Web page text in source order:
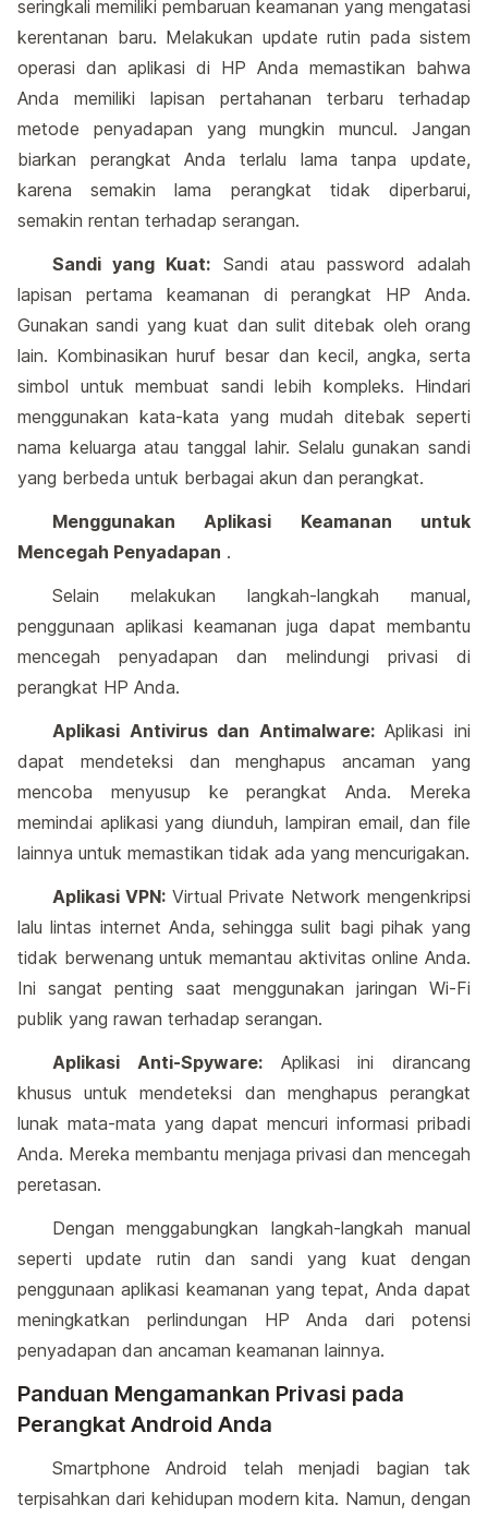
seringkali memiliki pembaruan keamanan yang mengatasi
kerentanan baru. Melakukan update rutin pada sistem
operasi dan aplikasi di HP Anda memastikan bahwa
Anda memiliki lapisan pertahanan terbaru terhadap
metode penyadapan yang mungkin muncul. Jangan
biarkan perangkat Anda terlalu lama tanpa update,
karena semakin lama perangkat tidak diperbarui,
semakin rentan terhadap serangan.
Sandi yang Kuat: Sandi atau password adalah
lapisan pertama keamanan di perangkat HP Anda.
Gunakan sandi yang kuat dan sulit ditebak oleh orang
lain. Kombinasikan huruf besar dan kecil, angka, serta
simbol untuk membuat sandi lebih kompleks. Hindari
menggunakan kata-kata yang mudah ditebak seperti
nama keluarga atau tanggal lahir. Selalu gunakan sandi
yang berbeda untuk berbagai akun dan perangkat.
Menggunakan Aplikasi Keamanan untuk
Mencegah Penyadapan .
Selain melakukan langkah-langkah manual,
penggunaan aplikasi keamanan juga dapat membantu
mencegah penyadapan dan melindungi privasi di
perangkat HP Anda.
Aplikasi Antivirus dan Antimalware:Aplikasi ini
dapat mendeteksi dan menghapus ancaman yang
mencoba menyusup ke perangkat Anda. Mereka
memindai aplikasi yang diunduh, lampiran email, dan file
lainnya untuk memastikan tidak ada yang mencurigakan.
Aplikasi VPN:Virtual Private Network mengenkripsi
lalu lintas internet Anda, sehingga sulit bagi pihak yang
tidak berwenang untuk memantau aktivitas online Anda.
Ini sangat penting saat menggunakan jaringan Wi-Fi
publik yang rawan terhadap serangan.
Aplikasi Anti-Spyware:Aplikasi ini dirancang
khusus untuk mendeteksi dan menghapus perangkat
lunak mata-mata yang dapat mencuri informasi pribadi
Anda. Mereka membantu menjaga privasi dan mencegah
peretasan.
Dengan menggabungkan langkah-langkah manual
seperti update rutin dan sandi yang kuat dengan
penggunaan aplikasi keamanan yang tepat, Anda dapat
meningkatkan perlindungan HP Anda dari potensi
penyadapan dan ancaman keamanan lainnya.
Panduan Mengamankan Privasi pada
Perangkat Android Anda
Smartphone Android telah menjadi bagian tak
terpisahkan dari kehidupan modern kita. Namun, dengan